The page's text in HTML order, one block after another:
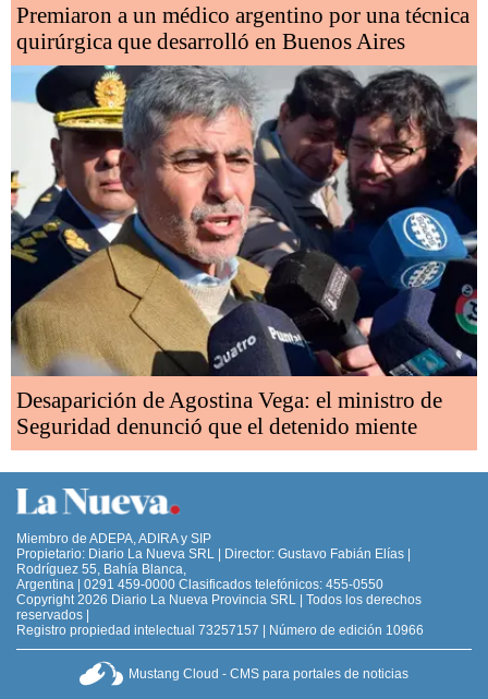
Premiaron a un médico argentino por una técnica
quirúrgica que desarrolló en Buenos Aires
Desaparición de Agostina Vega: el ministro de
Seguridad denunció que el detenido miente
Miembro de ADEPA, ADIRA y SIP
Propietario: Diario La Nueva SRL | Director: Gustavo Fabián Elías |
Rodríguez 55, Bahía Blanca,
Argentina | 0291 459-0000 Clasificados telefónicos: 455-0550
Copyright 2026 Diario La Nueva Provincia SRL | Todos los derechos
reservados |
Registro propiedad intelectual 73257157 | Número de edición 10966
Mustang Cloud - CMS para portales de noticias